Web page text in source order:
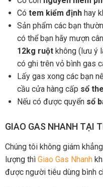
Có tem kiểm định hay
Sản phẩm các bạn
có thể bạn hãy mượn
12kg ruột không (lưu ý
có ghi trên vỏ bình gas
Lấy gas xong các bạn
cầu cửa hàng cấp sổ
Nếu có được quyển sổ
GIAO GAS NHANH TẠI
Chúng tôi không giám
lượng thì Giao Gas Nhanh
được người tiêu dùng bình